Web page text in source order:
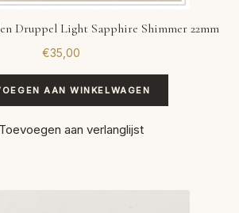
Druppel Light Sapphire Shimmer 22mm
€35,00
AAN WINKELWAGEN
Toevoegen aan verlanglijst